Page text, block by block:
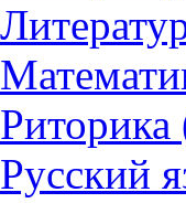
Риторика
Русский